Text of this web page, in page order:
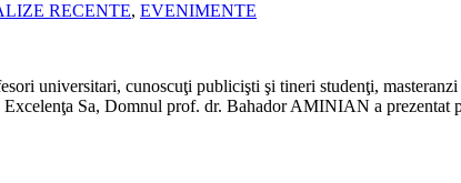
RECENTE, EVENIMENTE
universitari, cunoscuţi publicişti şi tineri studenţi,
Sa, Domnul prof. dr. Bahador AMINIAN a